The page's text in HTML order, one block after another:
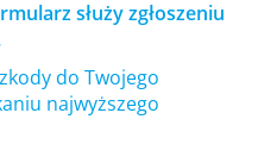
służy zgłoszeniu
do Twojego
najwyższego